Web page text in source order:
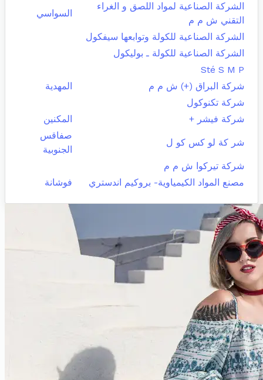
الشركة الصناعية لمواد اللصق و الغراء
التقني ش م م
السواسي
الشركة الصناعية للكولة وتوابعها سيفكول
الشركة الصناعية للكولة ـ بوليكول
Sté S M P
شركة البراق (+) ش م م
المهدية
شركة تكنوكول
شركة فيشر +
المكنين
شر كة لو كس كو ل
صفاقس
الجنوبية
شركة تيركوا ش م م
مصنع المواد الكيمياوية- بروكيم اندستري
فوشانة